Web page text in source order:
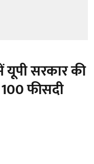
यूपी सरकार की
फीसदी